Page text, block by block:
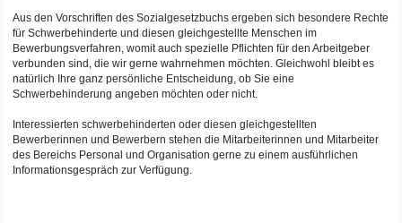
Aus den Vorschriften des Sozialgesetzbuchs ergeben sich besondere Rechte
für Schwerbehinderte und diesen gleichgestellte Menschen im
Bewerbungsverfahren, womit auch spezielle Pflichten für den Arbeitgeber
verbunden sind, die wir gerne wahrnehmen möchten. Gleichwohl bleibt es
natürlich Ihre ganz persönliche Entscheidung, ob Sie eine
Schwerbehinderung angeben möchten oder nicht.
Interessierten schwerbehinderten oder diesen gleichgestellten
Bewerberinnen und Bewerbern stehen die Mitarbeiterinnen und Mitarbeiter
des Bereichs Personal und Organisation gerne zu einem ausführlichen
Informationsgespräch zur Verfügung.